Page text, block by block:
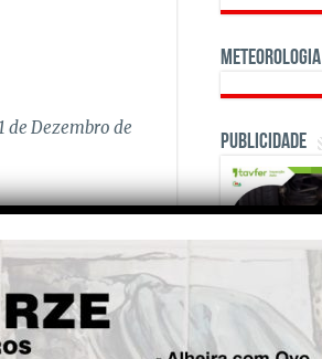
de Dezembro de
ao
termos do
foi a data em
Meteorologia
Publicidade